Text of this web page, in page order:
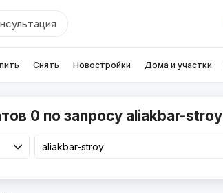
Снять Новостройки Дома и участки
0 по запросу aliakbar-stroy